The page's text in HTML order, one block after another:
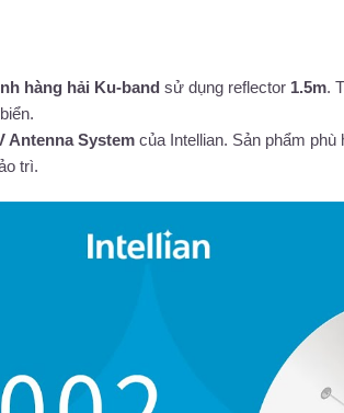
hàng hải Ku-band sử dụng reflector 1.5m.
Antenna System của Intellian. Sản phẩm
trì.